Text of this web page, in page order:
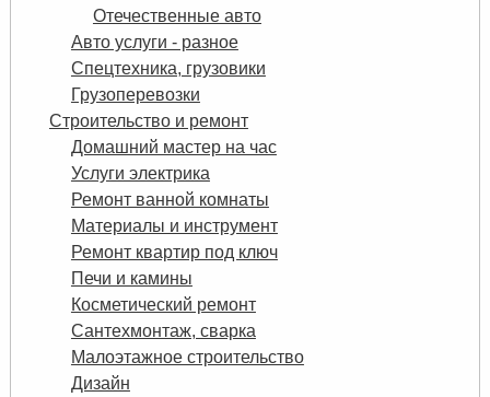
Отечественные авто
Авто услуги - разное
Спецтехника, грузовики
Грузоперевозки
Строительство и ремонт
Домашний мастер на час
Услуги электрика
Ремонт ванной комнаты
Материалы и инструмент
Ремонт квартир под ключ
Печи и камины
Косметический ремонт
Сантехмонтаж, сварка
Малоэтажное строительство
Дизайн